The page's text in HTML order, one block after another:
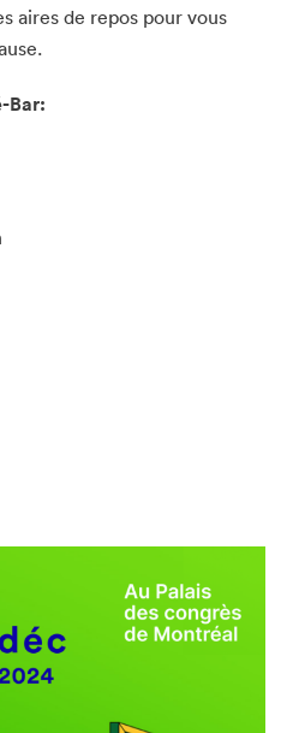
aires de repos pour vous
Bar: